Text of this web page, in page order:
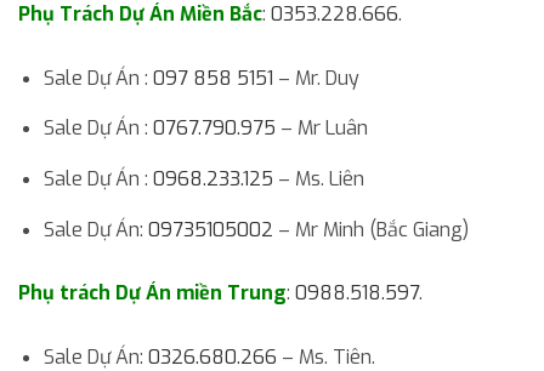
Phụ Trách Dự Án Miền Bắc: 0353.228.666.
Sale Dự Án : 097 858 5151 – Mr. Duy
Sale Dự Án : 0767.790.975 – Mr Luân
Sale Dự Án : 0968.233.125 – Ms. Liên
Sale Dự Án: 09735105002 – Mr Minh (Bắc Giang)
Phụ trách Dự Án miền Trung: 0988.518.597.
Sale Dự Án: 0326.680.266 – Ms. Tiên.